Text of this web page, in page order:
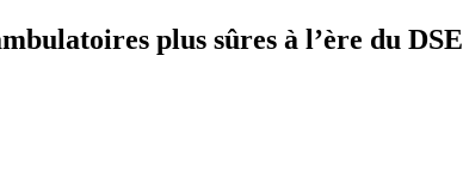
plus sûres à l’ère du DSE